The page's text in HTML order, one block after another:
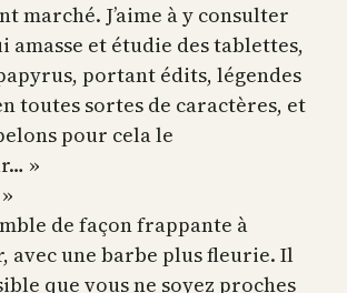
marché. J’aime à y consulter
amasse et étudie des tablettes,
portant édits, légendes
toutes sortes de caractères, et
pour cela le
»
de façon frappante à
avec une barbe plus fleurie. Il
que vous ne soyez proches